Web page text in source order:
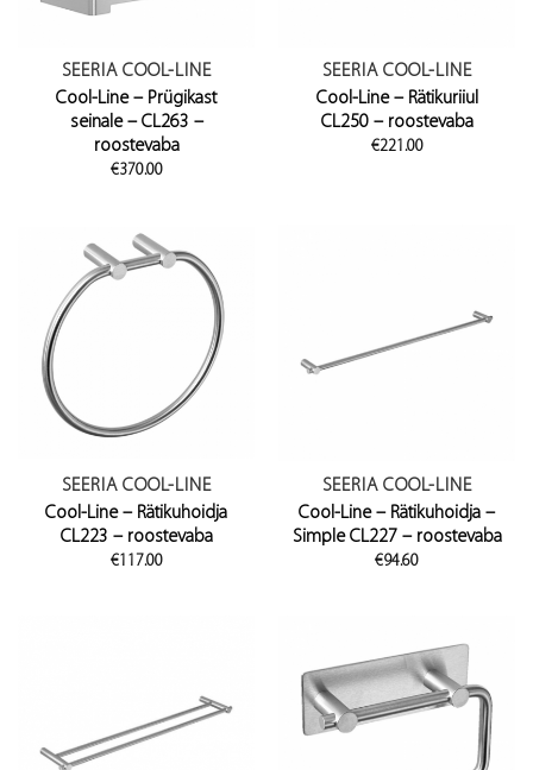
SEERIA COOL-LINE
Cool-Line – Prügikast
seinale – CL263 –
roostevaba
€370.00
SEERIA COOL-LINE
Cool-Line – Rätikuriiul
CL250 – roostevaba
€221.00
SEERIA COOL-LINE
Cool-Line – Rätikuhoidja
CL223 – roostevaba
€117.00
SEERIA COOL-LINE
Cool-Line – Rätikuhoidja –
Simple CL227 – roostevaba
€94.60